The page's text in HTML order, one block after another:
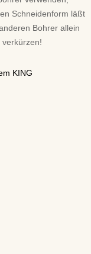
Schneidenform läßt
Bohrer allein